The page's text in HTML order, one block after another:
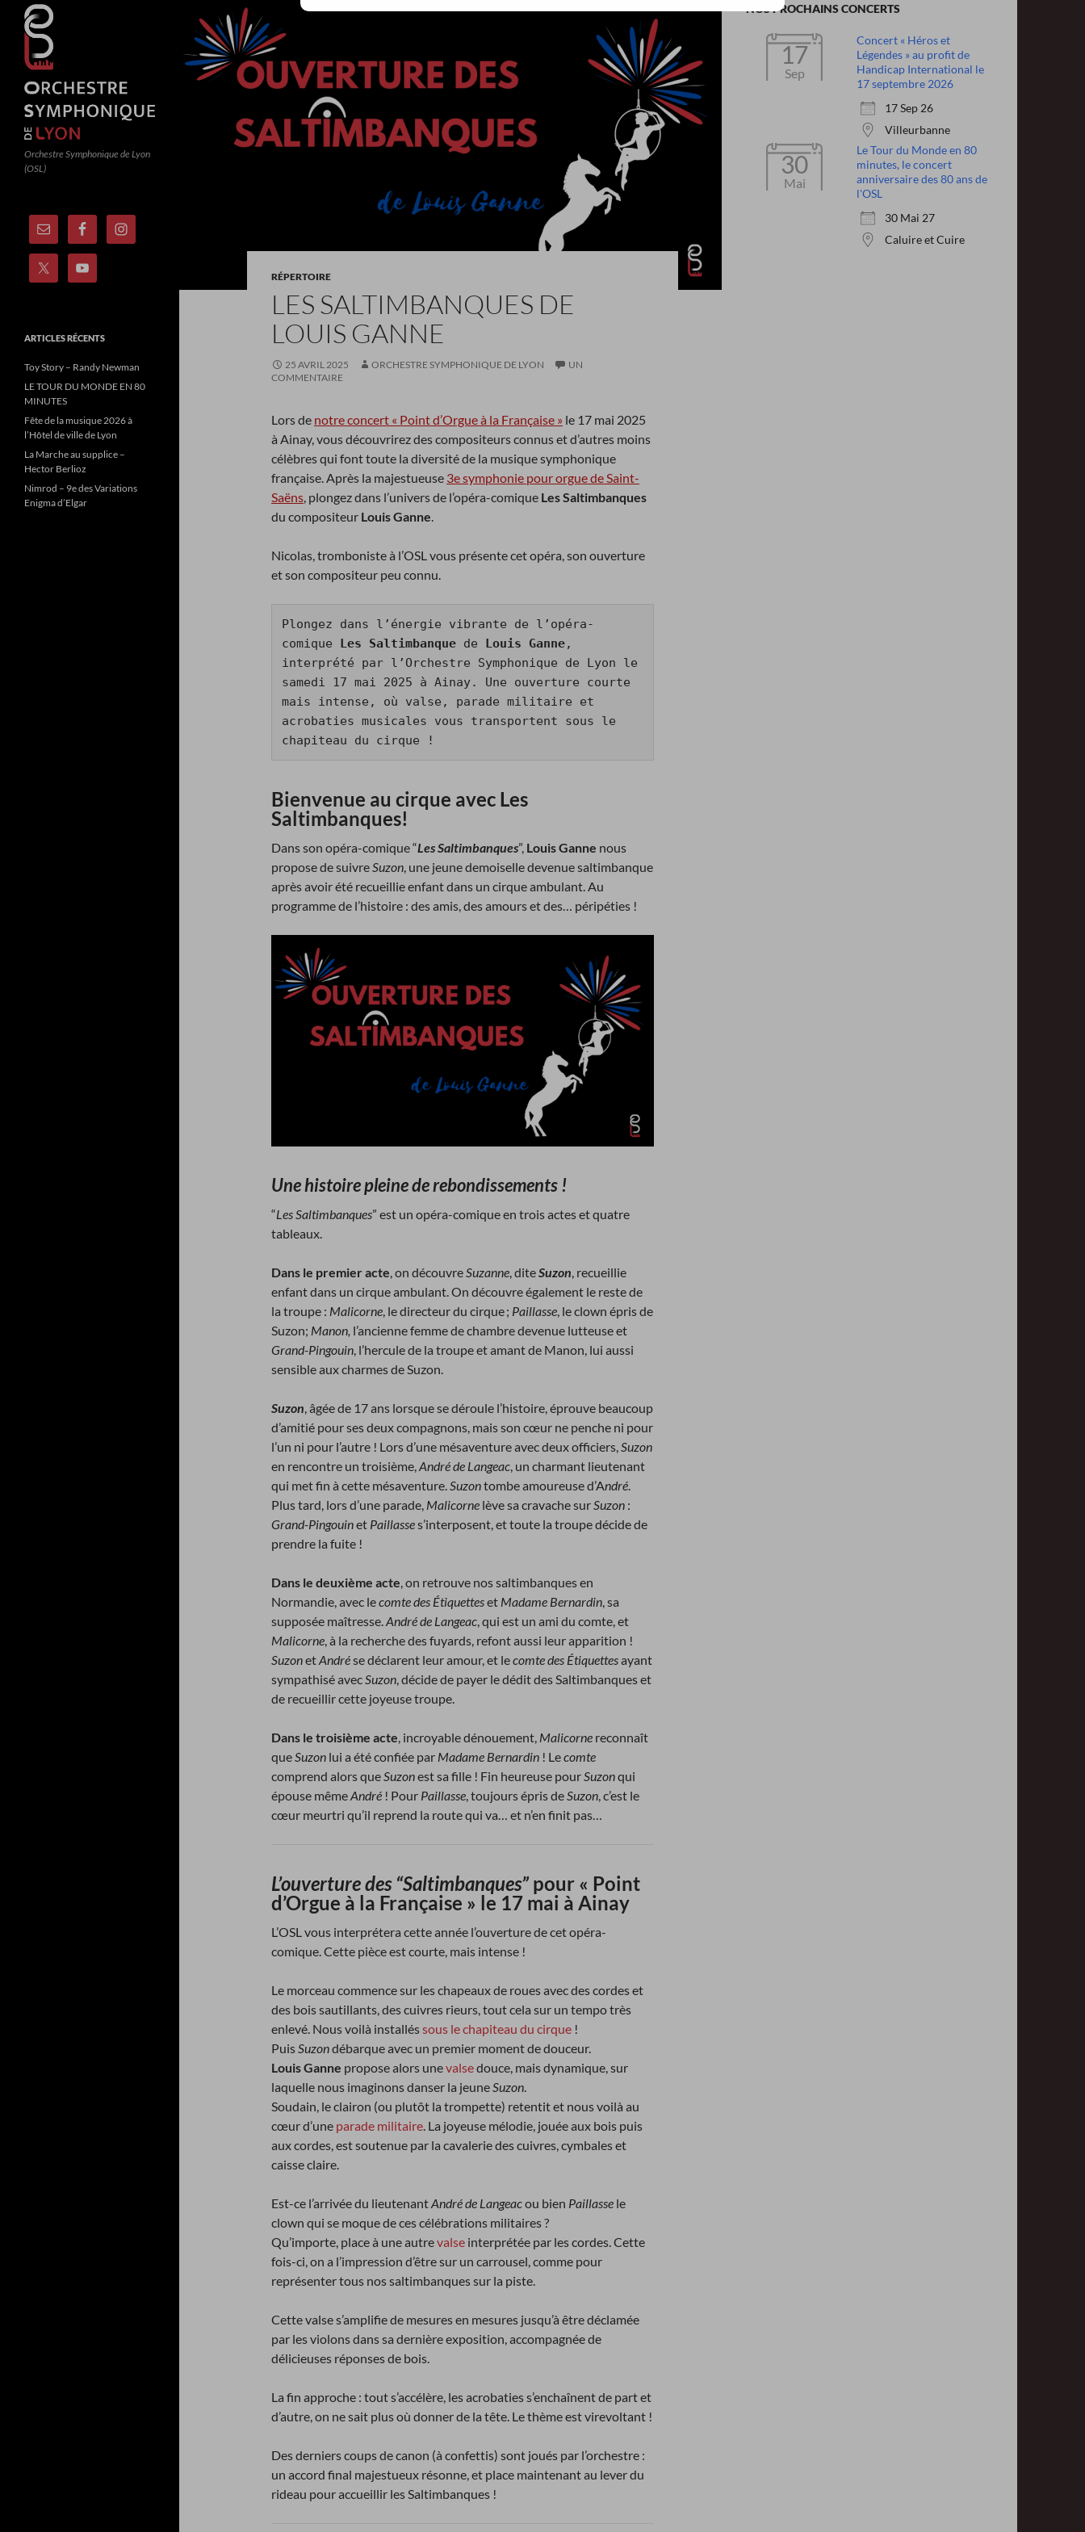
RÉPERTOIRE
LES SALTIMBANQUES DE
LOUIS GANNE
25 AVRIL 2025 ORCHESTRE SYMPHONIQUE DE LYON
UN
COMMENTAIRE
Lors de notre concert « Point d’Orgue à la Française » le 17 mai 2025
à Ainay, vous découvrirez des compositeurs connus et d’autres moins
célèbres qui font toute la diversité de la musique symphonique
française. Après la majestueuse 3e symphonie pour orgue de Saint-
Saëns, plongez dans l’univers de l’opéra-comique Les Saltimbanques
du compositeur Louis Ganne.
Nicolas, tromboniste à l’OSL vous présente cet opéra, son ouverture
et son compositeur peu connu.
Plongez dans l’énergie vibrante de l’opéra-
comique Les Saltimbanque de Louis Ganne,
interprété par l’Orchestre Symphonique de Lyon le
samedi 17 mai 2025 à Ainay. Une ouverture courte
mais intense, où valse, parade militaire et
acrobaties musicales vous transportent sous le
chapiteau du cirque !
Bienvenue au cirque avec Les
Saltimbanques!
Dans son opéra-comique “Les Saltimbanques”, Louis Ganne nous
propose de suivreSuzon, une jeune demoiselle devenue saltimbanque
après avoir été recueillie enfant dans un cirque ambulant. Au
programme de l’histoire : des amis, des amours et des… péripéties !
Une histoire pleine de rebondissements !
“Les Saltimbanques” est un opéra-comique en trois actes et quatre
tableaux.
Dans le premier acte, on découvreSuzanne, diteSuzon, recueillie
enfant dans un cirque ambulant. On découvre également le reste de
la troupe : Malicorne, le directeur du cirque ; Paillasse, le clown épris de
Suzon; Manon, l’ancienne femme de chambre devenue lutteuse et
Grand-Pingouin, l’hercule de la troupe et amant de Manon, lui aussi
sensible aux charmes de Suzon.
Suzon, âgée de 17 ans lorsque se déroule l’histoire, éprouve beaucoup
d’amitié pour ses deux compagnons, mais son cœur ne penche ni pour
l’un ni pour l’autre ! Lors d’une mésaventure avec deux officiers,Suzon
en rencontre un troisième,André de Langeac, un charmant lieutenant
qui met fin à cette mésaventure.Suzontombe amoureuse d’André.
Plus tard, lors d’une parade, Malicorne lève sa cravache surSuzon :
Grand-Pingouinet Paillasses’interposent, et toute la troupe décide de
prendre la fuite !
Dans le deuxième acte, on retrouve nos saltimbanques en
Normandie, avec lecomte des Étiquetteset Madame Bernardin, sa
supposée maîtresse.André de Langeac, qui est un ami du comte, et
Malicorne, à la recherche des fuyards, refont aussi leur apparition !
SuzonetAndrése déclarent leur amour, et lecomte des Étiquettesayant
sympathisé avecSuzon, décide de payer le dédit des Saltimbanques et
de recueillir cette joyeuse troupe.
Dans le troisième acte, incroyable dénouement, Malicorne reconnaît
queSuzon lui a été confiée par Madame Bernardin ! Lecomte
comprend alors queSuzonest sa fille ! Fin heureuse pourSuzonqui
épouse mêmeAndré ! Pour Paillasse, toujours épris deSuzon, c’est le
cœur meurtri qu’il reprend la route qui va… et n’en finit pas…
L’ouverture des “Saltimbanques” pour « Point
d’Orgue à la Française » le 17 mai à Ainay
L’OSL vous interprétera cette année l’ouverture de cet opéra-
comique. Cette pièce est courte, mais intense !
Le morceau commence sur les chapeaux de roues avec des cordes et
des bois sautillants, des cuivres rieurs, tout cela sur un tempo très
enlevé. Nous voilà installéssous le chapiteau du cirque !
PuisSuzondébarque avec un premier moment de douceur.
Louis Ganne propose alors unevalsedouce, mais dynamique, sur
laquelle nous imaginons danser la jeuneSuzon.
Soudain, le clairon (ou plutôt la trompette) retentit et nous voilà au
cœur d’une parade militaire. La joyeuse mélodie, jouée aux bois puis
aux cordes, est soutenue par la cavalerie des cuivres, cymbales et
caisse claire.
Est-ce l’arrivée du lieutenantAndré de Langeacou bien Paillasse le
clown qui se moque de ces célébrations militaires ?
Qu’importe, place à une autrevalse interprétée par les cordes. Cette
fois-ci, on a l’impression d’être sur un carrousel, comme pour
représenter tous nos saltimbanques sur la piste.
Cette valse s’amplifie de mesures en mesures jusqu’à être déclamée
par les violons dans sa dernière exposition, accompagnée de
délicieuses réponses de bois.
La fin approche : tout s’accélère, les acrobaties s’enchaînent de part et
d’autre, on ne sait plus où donner de la tête. Le thème est virevoltant !
Des derniers coups de canon (à confettis) sont joués par l’orchestre :
un accord final majestueux résonne, et place maintenant au lever du
rideau pour accueillir les Saltimbanques !
NOS PROCHAINS CONCERTS
17
Sep
Concert « Héros et
Légendes » au profit de
Handicap International le
17 septembre 2026
17 Sep 26
Villeurbanne
30
Mai
Le Tour du Monde en 80
minutes, le concert
anniversaire des 80 ans de
l'OSL
30 Mai 27
Caluire et Cuire
Orchestre Symphonique de Lyon
(OSL)
ARTICLES RÉCENTS
Toy Story – Randy Newman
LE TOUR DU MONDE EN 80
MINUTES
Fête de la musique 2026 à
l’Hôtel de ville de Lyon
La Marche au supplice –
Hector Berlioz
Nimrod – 9e des Variations
Enigma d’Elgar